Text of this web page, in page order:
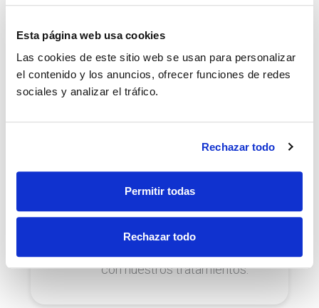
Esta página web usa cookies
Las cookies de este sitio web se usan para personalizar
el contenido y los anuncios, ofrecer funciones de redes
sociales y analizar el tráfico.
Rechazar todo
Permitir todas
Rechazar todo
Ortodoncia
dientes y mandíbula para lucir
una increíble sonrisa.
Ortodoncia infantil
Corrige los dientes y la
mandíbula de los más peques
con nuestros tratamientos.